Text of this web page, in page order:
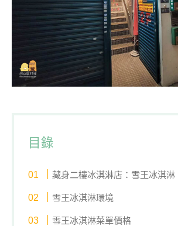
目錄
藏身二樓冰淇淋店：雪王冰淇淋
雪王冰淇淋環境
雪王冰淇淋菜單價格